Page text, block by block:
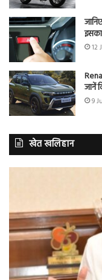
12
जानें
9
खेत खलिहान